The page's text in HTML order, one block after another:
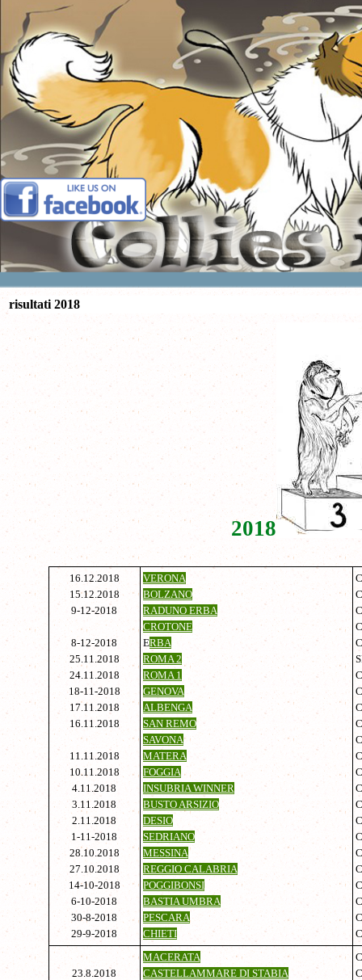
Vai ai contenuti
risultati 2018
2018
16.12.2018
15.12.2018
9-12-2018
8-12-2018
25.11.2018
24.11.2018
18-11-2018
17.11.2018
16.11.2018
11.11.2018
10.11.2018
4.11.2018
3.11.2018
2.11.2018
1-11-2018
28.10.2018
27.10.2018
14-10-2018
6-10-2018
30-8-2018
29-9-2018
VERONA
BOLZANO
RADUNO ERBA
CROTONE
ERBA
ROMA 2
ROMA 1
GENOVA
ALBENGA
SAN REMO
SAVONA
MATERA
FOGGIA
INSUBRIA WINNER
BUSTO ARSIZIO
DESIO
SEDRIANO
MESSINA
REGGIO CALABRIA
POGGIBONSI
BASTIA UMBRA
PESCARA
CHIETI
23.8.2018
MACERATA
CASTELLAMMARE DI STABIA